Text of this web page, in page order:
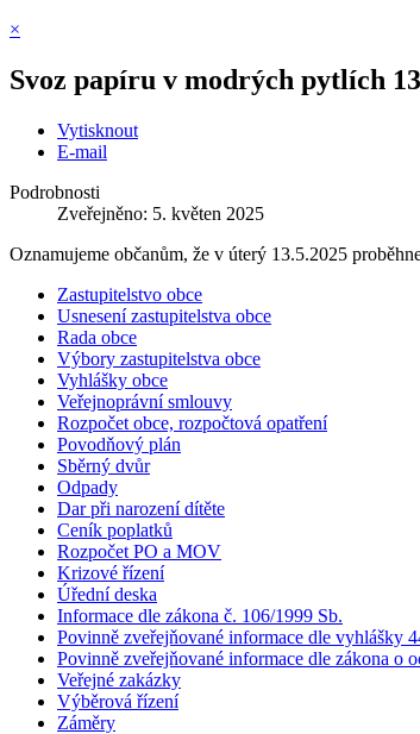
×
Svoz papíru v modrých pytlích
Vytisknout
E-mail
Podrobnosti
Zveřejněno: 5. květen 2025
Oznamujeme občanům, že v úterý 13.5.2025
Zastupitelstvo obce
Usnesení zastupitelstva obce
Rada obce
Výbory zastupitelstva obce
Vyhlášky obce
Veřejnoprávní smlouvy
Rozpočet obce, rozpočtová opatření
Povodňový plán
Sběrný dvůr
Odpady
Dar při narození dítěte
Ceník poplatků
Rozpočet PO a MOV
Krizové řízení
Úřední deska
Informace dle zákona č. 106/1999 Sb.
Povinně zveřejňované informace dle vyhlášky
Povinně zveřejňované informace dle zákona o
Veřejné zakázky
Výběrová řízení
Záměry